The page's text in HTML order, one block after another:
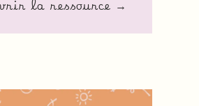
la ressource →